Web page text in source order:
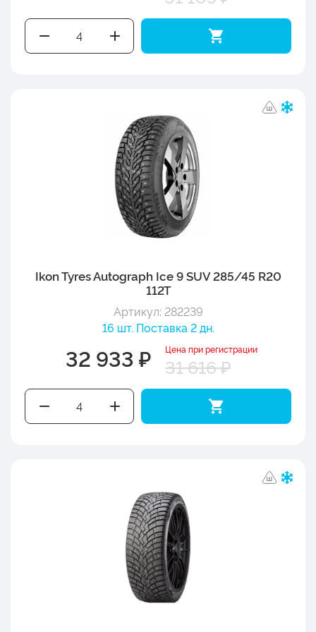
Ikon Tyres Autograph Ice 9 SUV 285/45 R20
112T
Артикул: 282239
16 шт. Поставка 2 дн.
32 933 ₽ Цена при регистрации
31 616 ₽